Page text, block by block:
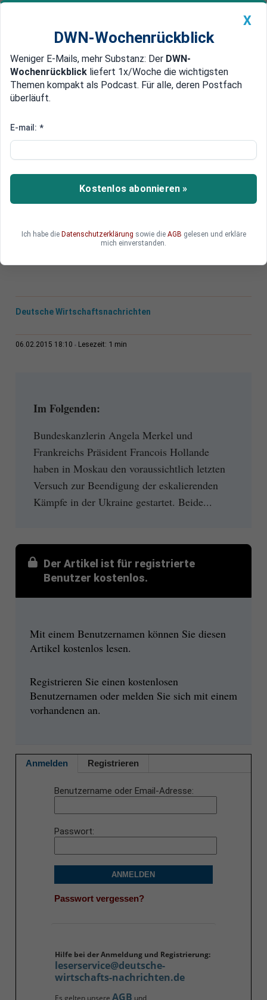
Newsticker MEIN DWN: Geldanlage Premium
Edelmetalle DWN-Magazin China
Waffen verschärfen Konflikt
Russland warnt vor US-
Waffenlieferungen an die
Ukraine
Noch liegen über den Krise-Gipfel zwischen
Erkenntnisse vor. Doch die Russen haben bereits
klargemacht, dass US-Waffen für Kiew den
Deutsche Wirtschaftsnachrichten
06.02.2015 18:10 Lesezeit: 1 min
Im Folgenden:
Bundeskanzlerin Angela Merkel und
Frankreichs Präsident Francois Hollande
haben in Moskau den voraussichtlich letzten
Versuch zur Beendigung der eskalierenden
Kämpfe in der Ukraine gestartet. Beide...
Der Artikel ist für registrierte
Benutzer kostenlos.
Mit einem Benutzernamen können Sie diesen
Artikel kostenlos lesen.
Registrieren Sie einen kostenlosen
Benutzernamen oder melden Sie sich mit einem
vorhandenen an.
Anmelden Registrieren
Benutzername oder Email-Adresse
Passwort
ANMELDEN
Passwort vergessen?
Hilfe bei der Anmeldung und Registrierung:
leserservice@deutsche-
wirtschafts-nachrichten.de
AGB
X
DWN-Wochenrückblick
Weniger E-Mails, mehr Substanz: Der DWN-
Wochenrückblick liefert 1x/Woche die wichtigsten
Themen kompakt als Podcast. Für alle, deren Postfach
überläuft.
E-mail: *
Kostenlos abonnieren »
Ich habe die Datenschutzerklärung sowie die AGB gelesen und erkläre
mich einverstanden.